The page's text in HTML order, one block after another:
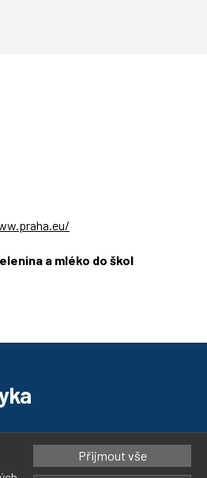
a mléko do škol
Přijmout vše